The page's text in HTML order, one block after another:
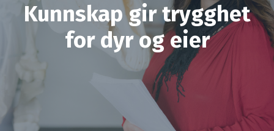
Kunnskap gir trygghet
for dyr og eier